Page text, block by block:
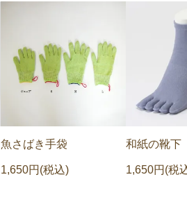
魚さばき手袋
1,650円(税込)
和紙の靴下
1,650円(税